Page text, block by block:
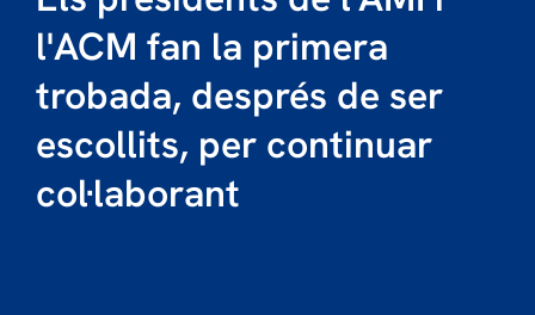
l'ACM fan la primera
trobada, després de ser
escollits, per continuar
col·laborant